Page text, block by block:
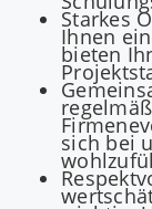
Starkes
Ihnen
bieten
sich bei